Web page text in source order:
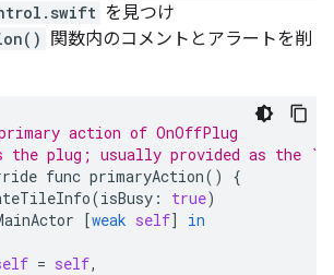
を見つけ
関数内のコメントとアラートを削
action of OnOffPlug
the plug; usually provided as the
func primaryAction()
{
(isBusy : true)
[weak self]
in
= self,